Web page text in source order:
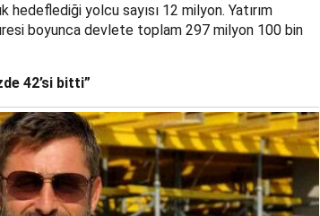
hedeflediği yolcu sayısı 12 milyon. Yatırım
boyunca devlete toplam 297 milyon 100 bin
42’si bitti”